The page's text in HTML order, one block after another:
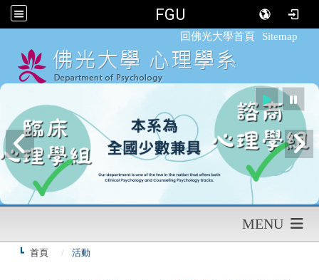
FGU
回佛光大學首頁 Sitemap
MENU
首頁 活動